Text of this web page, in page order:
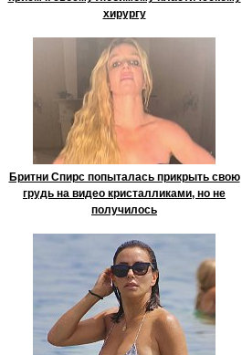
хирургу
Бритни Спирс попыталась прикрыть свою
грудь на видео кристалликами, но не
получилось